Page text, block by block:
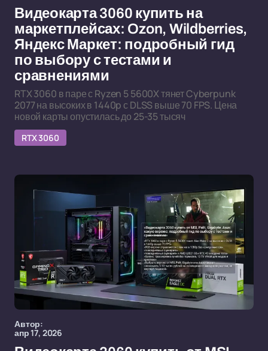
Видеокарта 3060 купить на
маркетплейсах: Ozon, Wildberries,
Яндекс Маркет: подробный гид
по выбору с тестами и
сравнениями
RTX 3060 в паре с Ryzen 5 5600X тянет Cyberpunk
2077 на высоких в 1440p с DLSS выше 70 FPS. Цена
новой карты опустилась до 25-35 тысяч
RTX 3060
Автор:
апр 17, 2026